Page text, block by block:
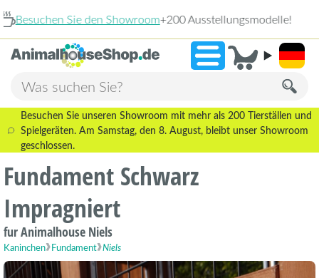
»
Besuchen Sie unseren Showroom mit mehr als 200 Tierställen und
Spielgeräten. Am Samstag, den 8. August, bleibt unser Showroom
geschlossen.
Fundament Schwarz
Impragniert
fur Animalhouse Niels
Kaninchen Fundament Niels